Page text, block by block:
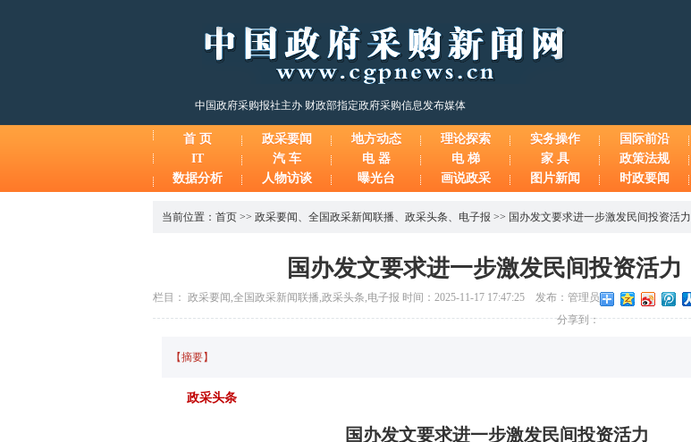
中国政府采购报社主办 财政部指定政府采购信息发布媒体
首 页 政采要闻 地方动态 理论探索 实务操作 国际前沿
IT
汽 车 电 器 电 梯 家 具 政策法规
数据分析
人物访谈 曝光台 画说政采 图片新闻 时政要闻
当前位置： 首页 >> 政采要闻 、 全国政采新闻联播、 政采头条、 电子报 >> 国办发文要求进一步激发民间投资活力
国办发文要求进一步激发民间投资活力
栏目： 政采要闻,全国政采新闻联播,政采头条,电子报 时间：2025-11-17 17:47:25 发布：管理员
分享到：
【摘要】
政采头条
国办发文要求进一步激发民间投资活力